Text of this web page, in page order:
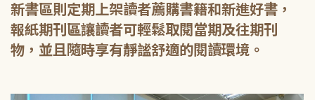
新書區則定期上架讀者薦購書籍和新進好書，
報紙期刊區讓讀者可輕鬆取閱當期及往期刊
物，並且隨時享有靜謐舒適的閱讀環境。